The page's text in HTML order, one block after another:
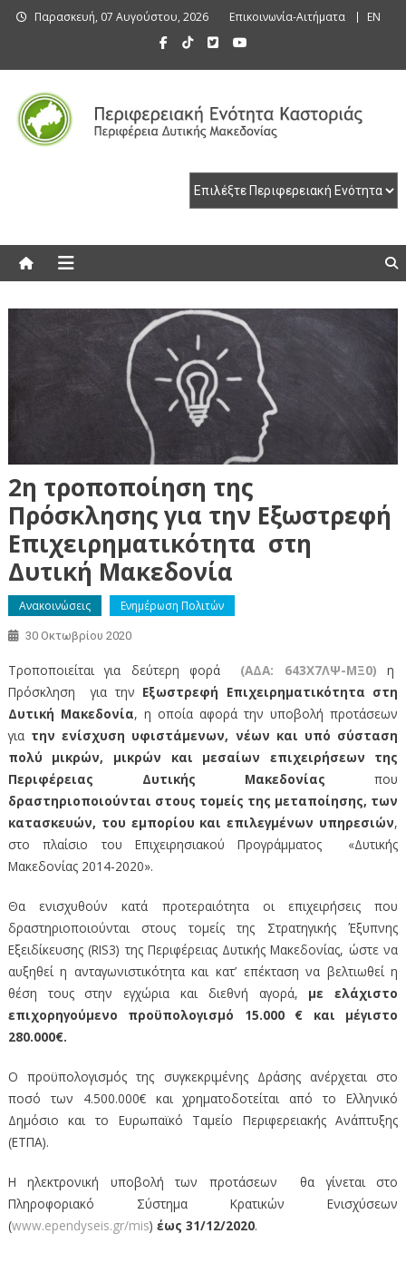
Skip
Παρασκευή, 07 Αυγούστου, 2026 Επικοινωνία-Αιτήματα EN
2η τροποποίηση της
Πρόσκλησης για την Εξωστρεφή
Επιχειρηματικότητα στη
Δυτική Μακεδονία
Ανακοινώσεις Ενημέρωση Πολιτών
30 Οκτωβρίου 2020
Τροποποιείται για δεύτερη φορά (ΑΔΑ: 643Χ7ΛΨ-ΜΞ0) η
Πρόσκληση για την Εξωστρεφή Επιχειρηματικότητα στη
Δυτική Μακεδονία, η οποία αφορά την υποβολή προτάσεων
για την ενίσχυση υφιστάμενων, νέων και υπό σύσταση
πολύ μικρών, μικρών και μεσαίων επιχειρήσεων της
Περιφέρειας Δυτικής Μακεδονίας που
δραστηριοποιούνται στους τομείς της μεταποίησης, των
κατασκευών, του εμπορίου και επιλεγμένων υπηρεσιών,
στο πλαίσιο του Επιχειρησιακού Προγράμματος «Δυτικής
Μακεδονίας 2014-2020».
Θα ενισχυθούν κατά προτεραιότητα οι επιχειρήσεις που
δραστηριοποιούνται στους τομείς της Στρατηγικής Έξυπνης
Εξειδίκευσης (RIS3) της Περιφέρειας Δυτικής Μακεδονίας, ώστε να
αυξηθεί η ανταγωνιστικότητα και κατ’ επέκταση να βελτιωθεί η
θέση τους στην εγχώρια και διεθνή αγορά, με ελάχιστο
επιχορηγούμενο προϋπολογισμό 15.000 € και μέγιστο
280.000€.
Ο προϋπολογισμός της συγκεκριμένης Δράσης ανέρχεται στο
ποσό των 4.500.000€ και χρηματοδοτείται από το Ελληνικό
Δημόσιο και το Ευρωπαϊκό Ταμείο Περιφερειακής Ανάπτυξης
(ΕΤΠΑ).
Η ηλεκτρονική υποβολή των προτάσεων θα γίνεται στο
Πληροφοριακό Σύστημα Κρατικών Ενισχύσεων
(www.ependyseis.gr/mis) έως 31/12/2020.